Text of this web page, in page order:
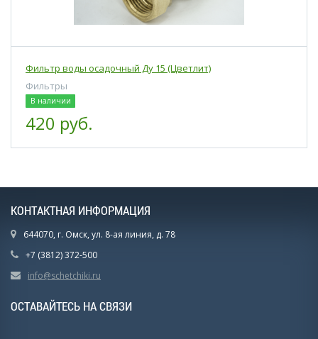
Фильтр воды осадочный Ду 15 (Цветлит)
Фильтры
В наличии
420 руб.
КОНТАКТНАЯ ИНФОРМАЦИЯ
644070, г. Омск, ул. 8-ая линия, д. 78
+7 (3812) 372-500
info@schetchiki.ru
ОСТАВАЙТЕСЬ НА СВЯЗИ